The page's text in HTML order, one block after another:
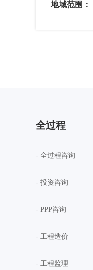
地域范围：
全过程
- 全过程咨询
- 投资咨询
- PPP咨询
- 工程造价
- 工程监理